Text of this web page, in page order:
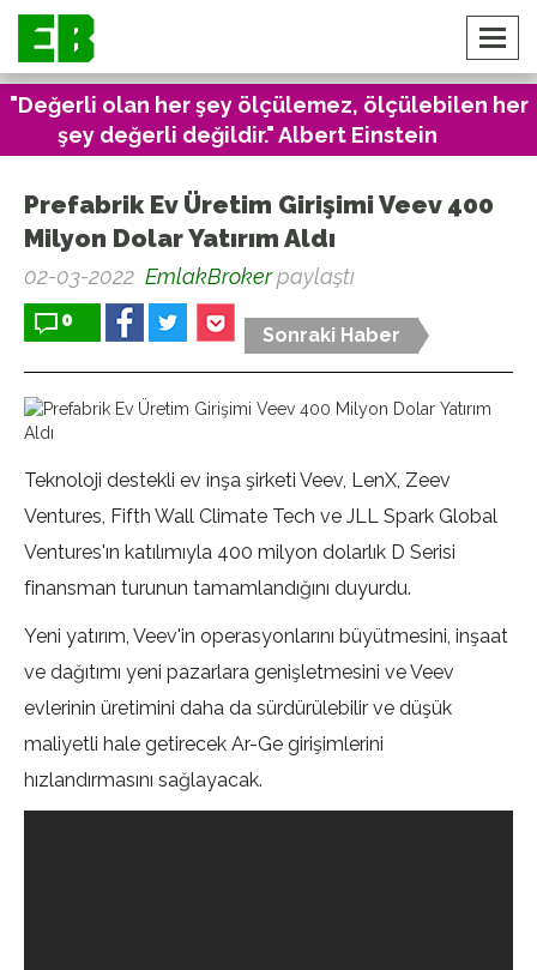
"Değerli olan her şey ölçülemez, ölçülebilen her
şey değerli değildir." Albert Einstein
Prefabrik Ev Üretim Girişimi Veev 400
Milyon Dolar Yatırım Aldı
02-03-2022 EmlakBrokerpaylaştı
0
Sonraki Haber
Teknoloji destekli ev inşa şirketi Veev, LenX, Zeev
Ventures, Fifth Wall Climate Tech ve JLL Spark Global
Ventures'ın katılımıyla 400 milyon dolarlık D Serisi
finansman turunun tamamlandığını duyurdu.
Yeni yatırım, Veev'in operasyonlarını büyütmesini, inşaat
ve dağıtımı yeni pazarlara genişletmesini ve Veev
evlerinin üretimini daha da sürdürülebilir ve düşük
maliyetli hale getirecek Ar-Ge girişimlerini
hızlandırmasını sağlayacak.